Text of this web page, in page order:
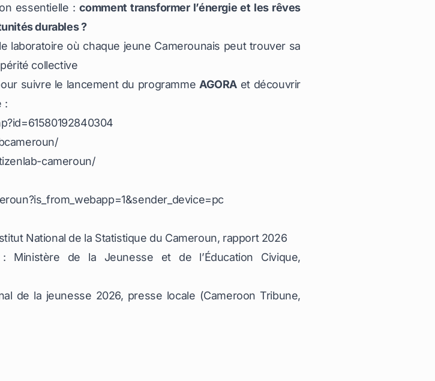
essentielle : comment transformer l’énergie et les rêves
durables ?
laboratoire où chaque jeune Camerounais peut trouver sa
collective
suivre le lancement du programme AGORAet découvrir
:
cameroun/
National de la Statistique du Cameroun, rapport 2026
Ministère de la Jeunesse et de l’Éducation Civique,
de la jeunesse 2026, presse locale (Cameroon Tribune,